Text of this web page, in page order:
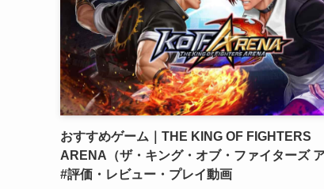
おすすめゲーム｜THE KING OF FIGHTERS
ARENA（ザ・キング・オブ・ファイターズ ア
#評価・レビュー・プレイ動画